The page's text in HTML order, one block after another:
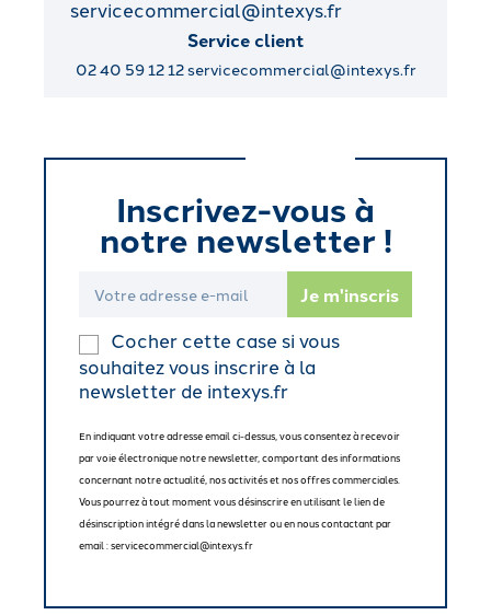
Service client
02 40 59 12 12 servicecommercial@intexys.fr
Inscrivez-vous à
notre newsletter !
Cocher cette case si vous
souhaitez vous inscrire à la
newsletter de intexys.fr
En indiquant votre adresse email ci-dessus, vous consentez à recevoir
par voie électronique notre newsletter, comportant des informations
concernant notre actualité, nos activités et nos offres commerciales.
Vous pourrez à tout moment vous désinscrire en utilisant le lien de
désinscription intégré dans la newsletter ou en nous contactant par
email : servicecommercial@intexys.fr